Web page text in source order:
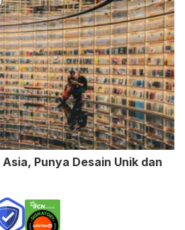
Punya Desain Unik dan